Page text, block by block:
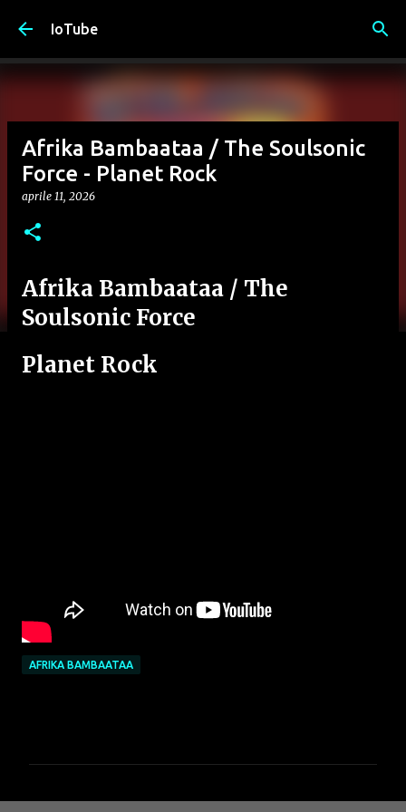
IoTube
Afrika Bambaataa / The Soulsonic
Force - Planet Rock
aprile 11, 2026
Afrika Bambaataa / The
Soulsonic Force
Planet Rock
AFRIKA BAMBAATAA